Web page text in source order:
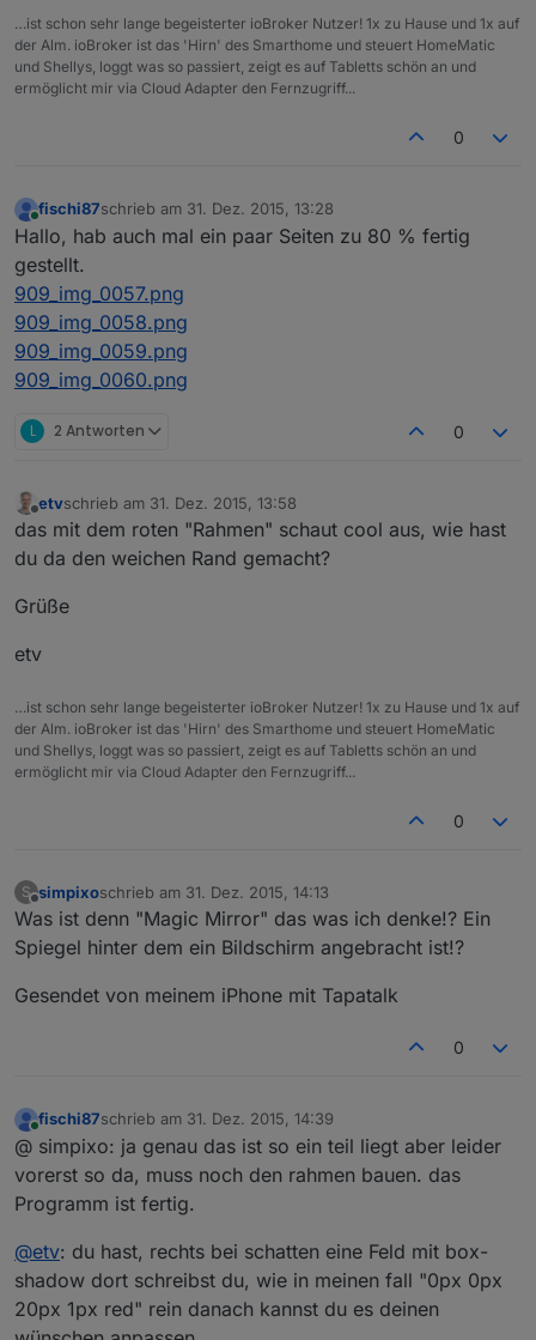
…ist schon sehr lange begeisterter ioBroker Nutzer! 1x zu Hause und 1x auf
der Alm. ioBroker ist das 'Hirn' des Smarthome und steuert HomeMatic
und Shellys, loggt was so passiert, zeigt es auf Tabletts schön an und
ermöglicht mir via Cloud Adapter den Fernzugriff...
0
Online
fischi87schrieb am 31. Dez. 2015, 13:28
zuletzt editiert von
Hallo, hab auch mal ein paar Seiten zu 80 % fertig
gestellt.
909_img_0057.png
909_img_0058.png
909_img_0059.png
909_img_0060.png
L 2 Antworten 0
Offline
etvschrieb am 31. Dez. 2015, 13:58
zuletzt editiert von
das mit dem roten "Rahmen" schaut cool aus, wie hast
du da den weichen Rand gemacht?
Grüße
etv
…ist schon sehr lange begeisterter ioBroker Nutzer! 1x zu Hause und 1x auf
der Alm. ioBroker ist das 'Hirn' des Smarthome und steuert HomeMatic
und Shellys, loggt was so passiert, zeigt es auf Tabletts schön an und
ermöglicht mir via Cloud Adapter den Fernzugriff...
0
S
Offline
simpixoschrieb am 31. Dez. 2015, 14:13
zuletzt editiert von
Was ist denn "Magic Mirror" das was ich denke!? Ein
Spiegel hinter dem ein Bildschirm angebracht ist!?
Gesendet von meinem iPhone mit Tapatalk
0
Online
fischi87schrieb am 31. Dez. 2015, 14:39
zuletzt editiert von
@ simpixo: ja genau das ist so ein teil liegt aber leider
vorerst so da, muss noch den rahmen bauen. das
Programm ist fertig.
@etv: du hast, rechts bei schatten eine Feld mit box-
shadow dort schreibst du, wie in meinen fall "0px 0px
20px 1px red" rein danach kannst du es deinen